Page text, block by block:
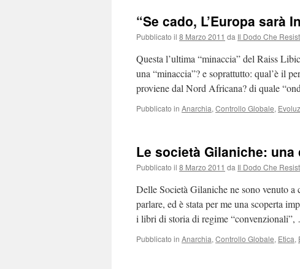
“Se cado, L’Europa sarà
Pubblicato il 8 Marzo 2011 da Il Dodo Che
Questa l’ultima “minaccia” del Raiss
una “minaccia”? e soprattutto: qual’è il
proviene dal Nord Africana? di quale
Pubblicato in Anarchia, Controllo Globale,
Le società Gilaniche:
Pubblicato il 8 Marzo 2011 da Il Dodo Che
Delle Società Gilaniche ne sono venuto
parlare, ed è stata per me una scoperta
i libri di storia di regime
Pubblicato in Anarchia, Controllo Globale, Etica,